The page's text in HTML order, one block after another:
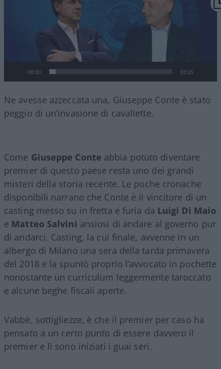
00:00 03:15
Ne avesse azzeccata una, Giuseppe Conte è stato
peggio di un’invasione di cavallette.
Come Giuseppe Conte abbia potuto diventare
premier di questo paese resta uno dei grandi
misteri della storia recente. Le poche cronache
disponibili narrano che Conte è il vincitore di un
casting messo su in fretta e furia da Luigi Di Maio
e Matteo Salvini ansiosi di andare al governo pur
di andarci. Casting, la cui finale, avvenne in un
albergo di Milano una sera della tarda primavera
del 2018 e la spuntò proprio l’avvocato in pochette
nonostante un curriculum leggermente taroccato
e alcune beghe fiscali aperte.
Vabbè, sottigliezze, è che il premier per caso ha
pensato a un certo punto di essere davvero il
premier e lì sono iniziati i guai seri.